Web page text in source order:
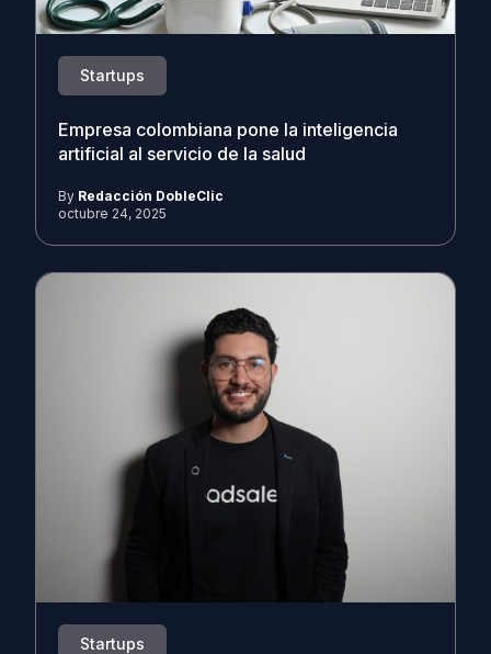
Startups
Empresa colombiana pone la inteligencia
artificial al servicio de la salud
By Redacción DobleClic
octubre 24, 2025
Startups